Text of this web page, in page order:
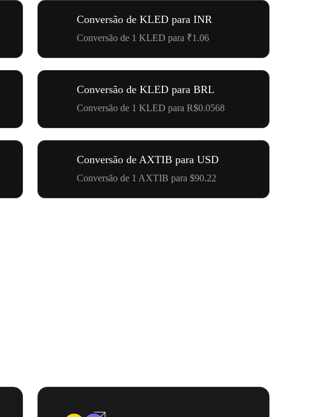
Conversão de KLED para INR
Conversão de 1 KLED para ₹1.06
Conversão de KLED para BRL
Conversão de 1 KLED para R$0.0568
Conversão de AXTIB para USD
Conversão de 1 AXTIB para $90.22